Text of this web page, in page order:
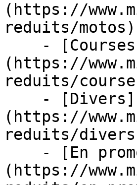
(https://
reduits/motos)
(https://
reduits/
(https://
reduits/
(https://